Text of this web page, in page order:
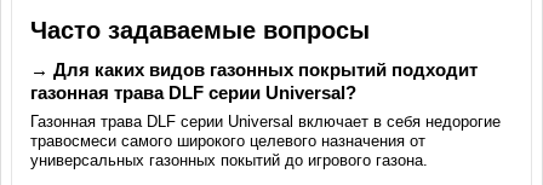
Часто задаваемые вопросы
→ Для каких видов газонных покрытий подходит
газонная трава DLF серии Universal?
Газонная трава DLF серии Universal включает в себя недорогие
травосмеси самого широкого целевого назначения от
универсальных газонных покытий до игрового газона.